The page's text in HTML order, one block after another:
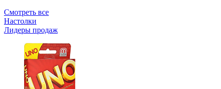
Смотреть все
Настолки
Лидеры продаж